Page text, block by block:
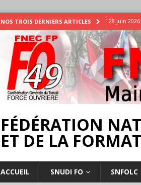
NOS TROIS DERNIERS ARTICLES [ 28 juin 2026
INTEMPÉRIES
[ 25 juin
[ 17 juillet
18 juillet à
FÉDÉRATION
ET DE LA
ACCUEIL SNUDI FO SNFOLC